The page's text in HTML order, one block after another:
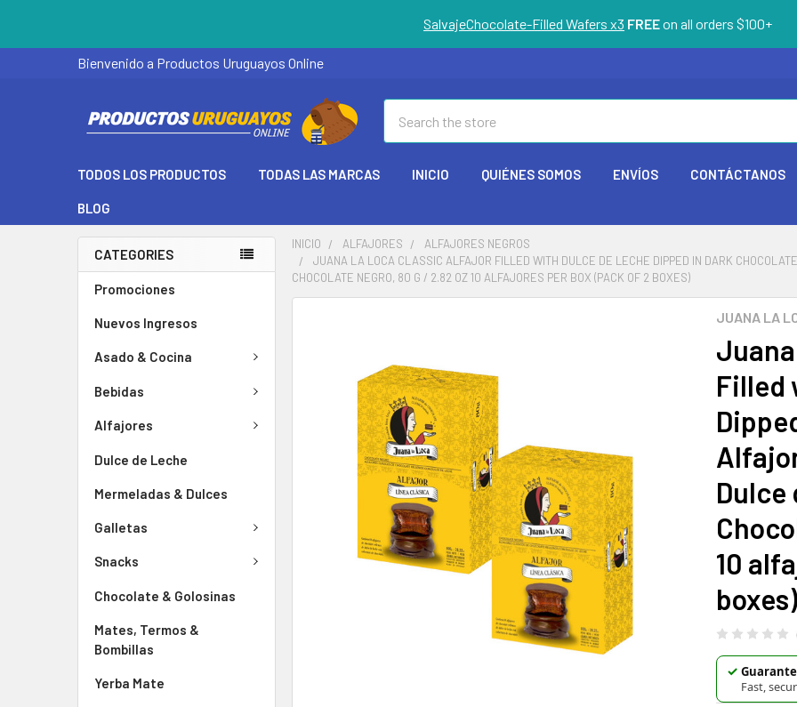
SalvajeChocolate-Filled Wafers x3 FREEon all orders $100+
Bienvenido a Productos Uruguayos Online
TODOS LOS PRODUCTOS TODAS LAS MARCAS INICIO QUIÉNES SOMOS ENVÍOS CONTÁCTANOS
BLOG
CATEGORIES
Promociones
Nuevos Ingresos
Asado & Cocina
Bebidas
Alfajores
Dulce de Leche
Mermeladas & Dulces
Galletas
Snacks
Chocolate & Golosinas
Mates, Termos &
Bombillas
Yerba Mate
INICIO ALFAJORES
ALFAJORES NEGROS
JUANA LA LOCA CLASSIC ALFAJOR FILLED WITH DULCE DE LECHE DIPPED IN DARK
CHOCOLATE NEGRO, 80 G / 2.82 OZ 10 ALFAJORES PER BOX (PACK OF 2 BOXES)
JUANA LA
Filled
Dulce
10
boxes)
✓
Fast,